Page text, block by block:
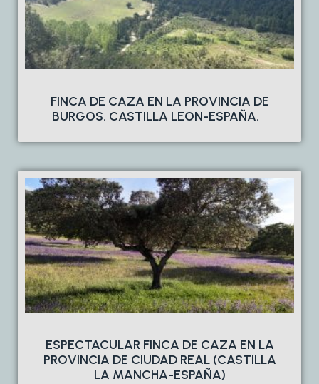
FINCA DE CAZA EN LA PROVINCIA DE
BURGOS. CASTILLA LEON-ESPAÑA.
ESPECTACULAR FINCA DE CAZA EN LA
PROVINCIA DE CIUDAD REAL (CASTILLA
LA MANCHA-ESPAÑA)